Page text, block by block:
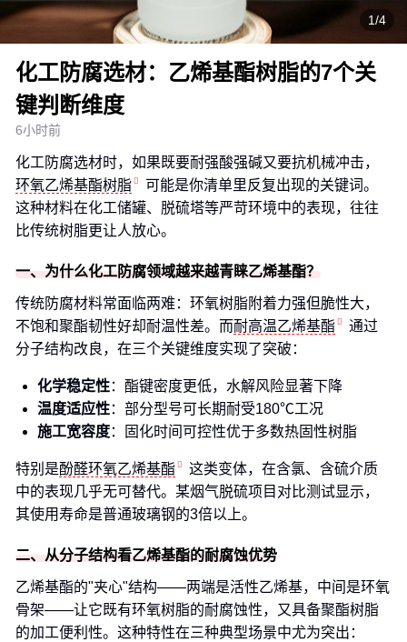
1/4
化工防腐选材：乙烯基酯树脂的7个关
键判断维度
6小时前
化工防腐选材时，如果既要耐强酸强碱又要抗机械冲击，
环氧乙烯基酯树脂
可能是你清单里反复出现的关键词。
这种材料在化工储罐、脱硫塔等严苛环境中的表现，往往
比传统树脂更让人放心。
一、为什么化工防腐领域越来越青睐乙烯基酯？
传统防腐材料常面临两难：环氧树脂附着力强但脆性大，
不饱和聚酯韧性好却耐温性差。而耐高温乙烯基酯
通过
分子结构改良，在三个关键维度实现了突破：
化学稳定性：酯键密度更低，水解风险显著下降
温度适应性：部分型号可长期耐受180℃工况
施工宽容度：固化时间可控性优于多数热固性树脂
特别是酚醛环氧乙烯基酯
这类变体，在含氯、含硫介质
中的表现几乎无可替代。某烟气脱硫项目对比测试显示，
其使用寿命是普通玻璃钢的3倍以上。
二、从分子结构看乙烯基酯的耐腐蚀优势
乙烯基酯的"夹心"结构——两端是活性乙烯基，中间是环氧
骨架——让它既有环氧树脂的耐腐蚀性，又具备聚酯树脂
的加工便利性。这种特性在三种典型场景中尤为突出：